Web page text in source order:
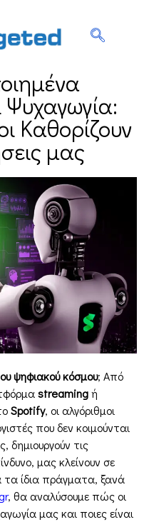
Καθορίζουν
μας
ψηφιακού κόσμου; Από
streamingή
Spotify, οι αλγόριθμοι
που δεν κοιμούνται
δημιουργούν τις
μας κλείνουν σε
ίδια πράγματα, ξανά
, θα αναλύσουμε πώς οι
μας και ποιες είναι